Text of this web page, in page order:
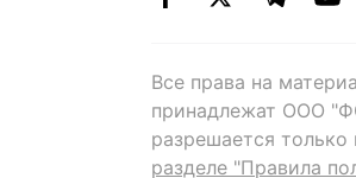
Все права на
принадлежат ООО
разрешается
разделе "Правила